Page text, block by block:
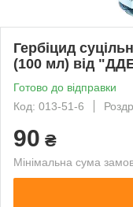
Гербіцид
(100 мл) від
Готово до відправки
Код: 013-51-6
90 ₴
Мінімальна сума